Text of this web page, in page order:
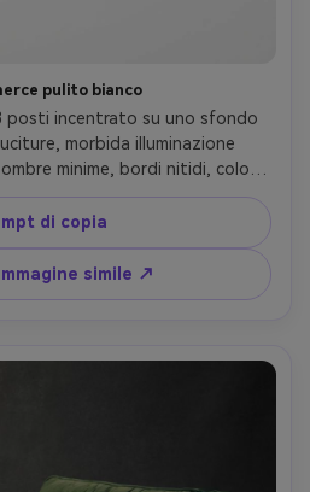
pulito bianco
posti incentrato su uno sfondo
morbida illuminazione
minime, bordi nitidi, colore
frontale dritta, scattato su
da 85 mm, f/8, fotografia di
alta risoluzione, messa a fuoco
scena, nessun testo- -ar 4:5
di copia
simile ↗